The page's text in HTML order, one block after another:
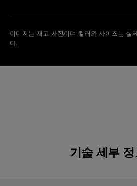
이미지는 재고 사진이며 컬러와 사이즈는 실
다.
기술 세부